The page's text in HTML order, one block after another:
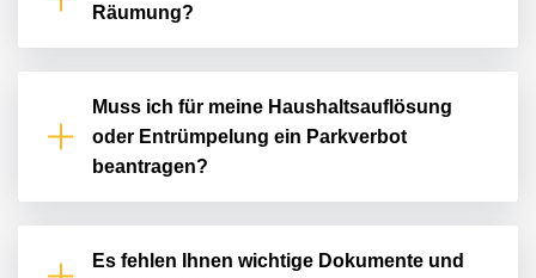
Räumung?
Muss ich für meine Haushaltsauflösung
oder Entrümpelung ein Parkverbot
beantragen?
Es fehlen Ihnen wichtige Dokumente und